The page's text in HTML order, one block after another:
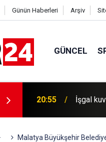
Günün Haberleri Arşiv
GÜNCEL
20:30 İşgal
Malatya Büyükşehir